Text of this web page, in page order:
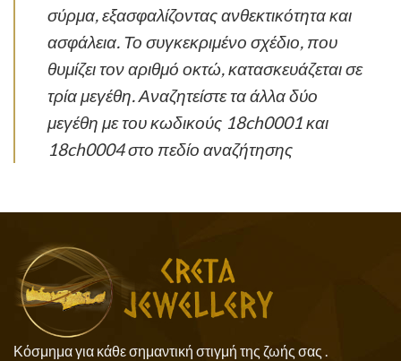
σύρμα, εξασφαλίζοντας ανθεκτικότητα και
ασφάλεια. Το συγκεκριμένο σχέδιο, που
θυμίζει τον αριθμό οκτώ, κατασκευάζεται σε
τρία μεγέθη. Αναζητείστε τα άλλα δύο
μεγέθη με του κωδικούς 18ch0001 και
18ch0004 στο πεδίο αναζήτησης
Κόσμημα για κάθε σημαντική στιγμή της ζωής σας .